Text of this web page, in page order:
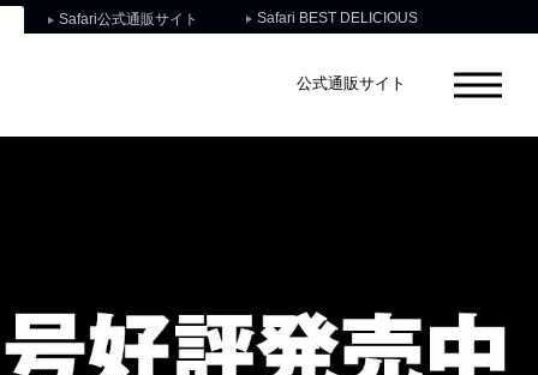
Safari公式通販サイト Safari BEST DELICIOUS
公式通販サイト